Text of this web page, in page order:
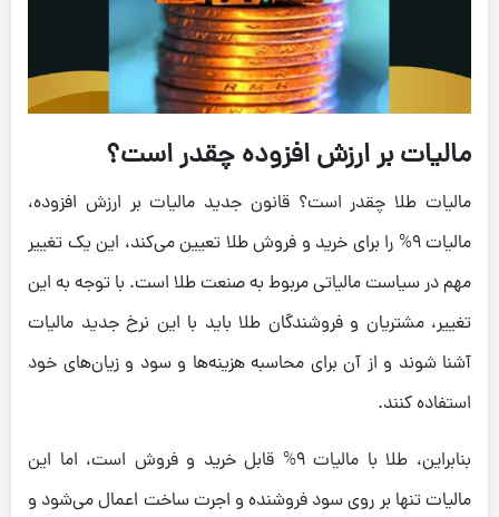
مالیات بر ارزش افزوده چقدر است؟
مالیات طلا چقدر است؟ قانون جدید مالیات بر ارزش افزوده،
مالیات 9% را برای خرید و فروش طلا تعیین می‌کند، این یک تغییر
مهم در سیاست مالیاتی مربوط به صنعت طلا است. با توجه به این
تغییر، مشتریان و فروشندگان طلا باید با این نرخ جدید مالیات
آشنا شوند و از آن برای محاسبه هزینه‌ها و سود و زیان‌های خود
استفاده کنند.
بنابراین، طلا با مالیات 9% قابل خرید و فروش است، اما این
مالیات تنها بر روی سود فروشنده و اجرت ساخت اعمال می‌شود و